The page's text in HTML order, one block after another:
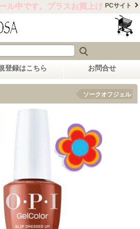
ル中です。プラスお買上げ合計金額
PCサイト
登録はこちら お問合せ
ソークオフジェル